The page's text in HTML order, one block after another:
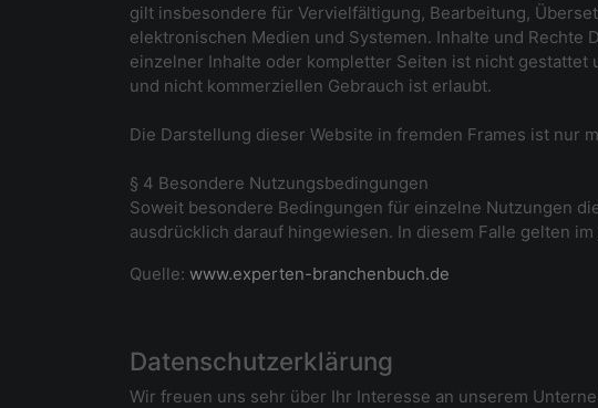
gilt insbesondere für Vervielfältigung, Bearbeitung,
elektronischen Medien und Systemen. Inhalte und
einzelner Inhalte oder kompletter Seiten ist nicht
und nicht kommerziellen Gebrauch ist erlaubt.
Die Darstellung dieser Website in fremden Frames ist nur
§ 4 Besondere Nutzungsbedingungen
Soweit besondere Bedingungen für einzelne Nutzungen
ausdrücklich darauf hingewiesen. In diesem Falle gelten
Quelle: www.experten-branchenbuch.de
Datenschutzerklärung
Wir freuen uns sehr über Ihr Interesse an unserem